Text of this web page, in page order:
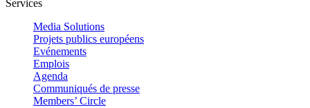
Services
Media Solutions
Projets publics européens
Evénements
Emplois
Agenda
Communiqués de presse
Members’ Circle